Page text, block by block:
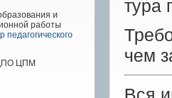
и
работы
ЦПМ
тура
чем